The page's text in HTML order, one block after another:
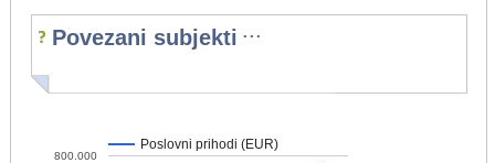
Povezani subjekti ...
Poslovni prihodi (EUR)
800.000